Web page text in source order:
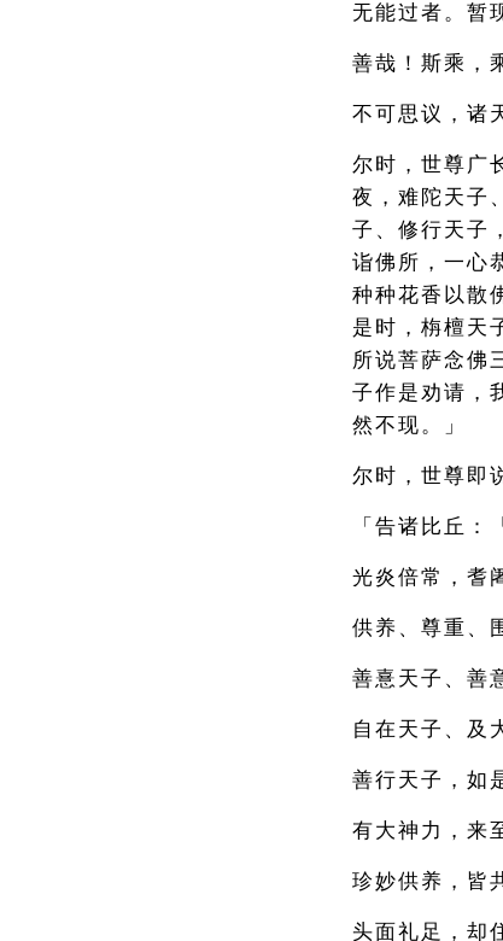
无能过者。暂
善哉！斯乘，
不可思议，诸
尔时，世尊广
夜，难陀天子
子、修行天子
诣佛所，一心
种种花香以散
是时，栴檀天
所说菩萨念佛
子作是劝请，
然不现。」
尔时，世尊即
「告诸比丘：
光炎倍常，耆
供养、尊重、
善憙天子、善
自在天子、及
善行天子，如
有大神力，来
珍妙供养，皆
头面礼足，却